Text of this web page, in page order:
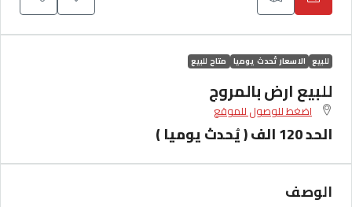
للبيع الاسعار تُحدث يوميا متاح للبيع
للبيع ارض بالمروج
اضغط للوصول للموقع
الحد 120 الف ( يُحدث يوميا )
الوصف